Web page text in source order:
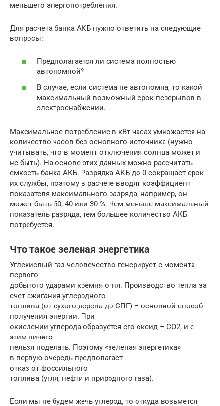
меньшего энергопотребления.
Для расчета банка АКБ нужно ответить на следующие
вопросы:
Предполагается ли система полностью
автономной?
В случае, если система не автономна, то какой
максимальный возможный срок перерывов в
электроснабжении.
Максимальное потребление в кВт часах умножается на
количество часов без основного источника (нужно
учитывать, что в момент отключения солнца может и
не быть). На основе этих данных можно рассчитать
емкость банка АКБ. Разрядка АКБ до 0 сокращает срок
их службы, поэтому в расчете вводят коэффициент
показателя максимального разряда, например, он
может быть 50, 40 или 30 %. Чем меньше максимальный
показатель разряда, тем большее количество АКБ
потребуется.
Что такое зеленая энергетика
Углекислый газ человечество генерирует с момента
первого
добытого ударами кремня огня. Производство тепла за
счет сжигания углеродного
топлива (от сухого дерева до СПГ) – основной способ
получения энергии. При
окислении углерода образуется его оксид – СО2, и с
этим ничего
нельзя поделать. Поэтому «зеленая энергетика»
в первую очередь предполагает
отказ от фоссильного
топлива (угля, нефти и природного газа).
Если мы не будем жечь углерод, то откуда возьмется